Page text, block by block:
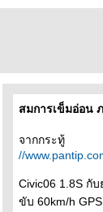
สมการเข็มอ่อน
จากกระทู้
//
Civic06 1.8S กั
ขับ 60km/h